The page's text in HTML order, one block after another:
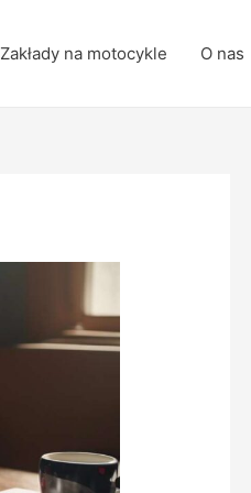
Zakłady na motocykle O nas